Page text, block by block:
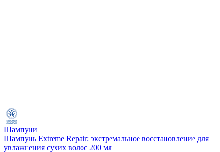
Шампуни
Шампунь Extreme Repair: экстремальное восстановление для
увлажнения сухих волос 200 мл